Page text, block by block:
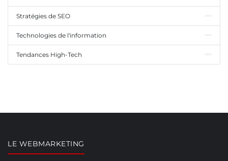
Stratégies de SEO
Technologies de l'information
Tendances High-Tech
LE WEBMARKETING